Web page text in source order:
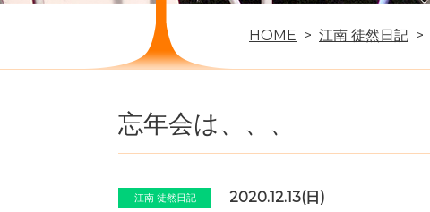
HOME 江南 徒然日記
忘年会は、、、
江南 徒然日記 2020.12.13(日)